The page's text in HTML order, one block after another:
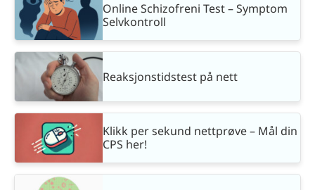
Online Schizofreni Test – Symptom
Selvkontroll
Reaksjonstidstest på nett
Klikk per sekund nettprøve – Mål din
CPS her!